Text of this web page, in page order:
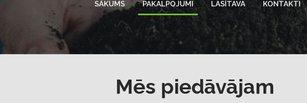
SĀKUMS PAKALPOJUMI LASĪTAVA KONTAKTI
Mēs piedāvājam